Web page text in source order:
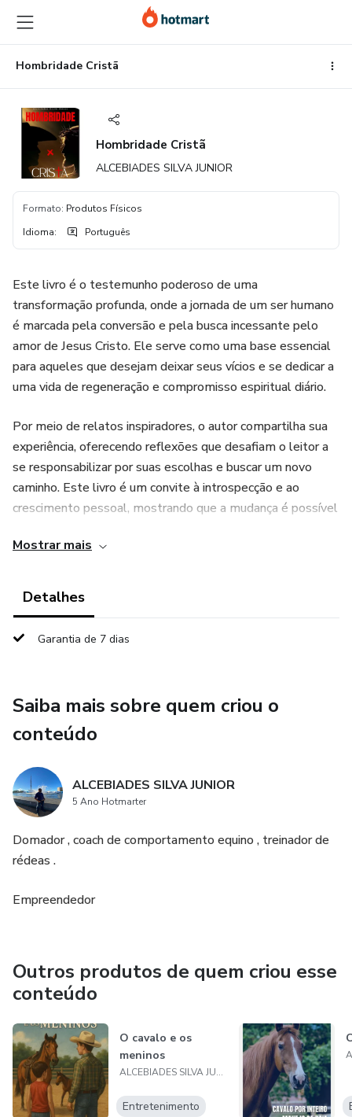
para
o
conteúdo
principal
para
o
pagamento
para
o
rodapé
Hombridade Cristã
Hombridade Cristã
ALCEBIADES SILVA JUNIOR
Formato: Produtos Físicos
Idioma: Português
Este livro é o testemunho poderoso de uma
transformação profunda, onde a jornada de um ser humano
é marcada pela conversão e pela busca incessante pelo
amor de Jesus Cristo. Ele serve como uma base essencial
para aqueles que desejam deixar seus vícios e se dedicar a
uma vida de regeneração e compromisso espiritual diário.
Por meio de relatos inspiradores, o autor compartilha sua
experiência, oferecendo reflexões que desafiam o leitor a
se responsabilizar por suas escolhas e buscar um novo
caminho. Este livro é um convite à introspecção e ao
crescimento pessoal, mostrando que a mudança é possível
da fé e da renovação interior.
Adicione esta obra à sua estante e embarque em uma
transformar sua visão sobre vida e espiritualidade.
Mostrar mais
Detalhes
Garantia de 7 dias
Saiba mais sobre quem criou o
conteúdo
ALCEBIADES SILVA JUNIOR
5 Ano Hotmarter
Domador , coach de comportamento equino , treinador de
rédeas .
Empreendedor
Outros produtos de quem criou esse
conteúdo
O cavalo e os
meninos
ALCEBIADES SILVA JUNIOR
Entretenimento